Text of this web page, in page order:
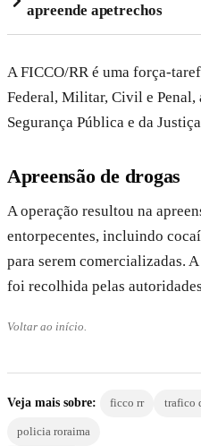
apreende apetrechos
A FICCO/RR é uma força-
Federal, Militar, Civil e Penal,
Segurança Pública e da
Apreensão de drogas
A operação resultou na
entorpecentes, incluindo
para serem comercializadas.
foi recolhida pelas
Voltar ao início.
Veja mais sobre: ficco rr trafico
policia roraima